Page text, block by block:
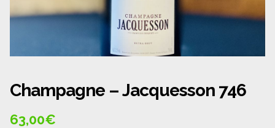
Wishlist
Champagne – Jacquesson 746
63,00€